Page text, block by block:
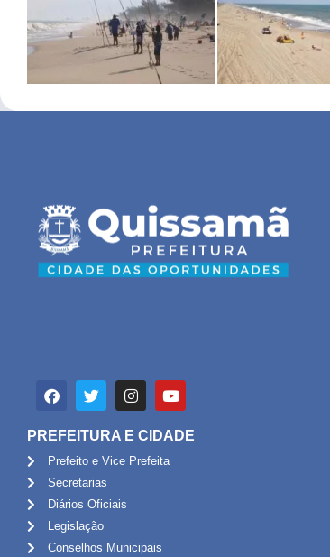
PREFEITURA E CIDADE
Prefeito e Vice Prefeita
Secretarias
Diários Oficiais
Legislação
Conselhos Municipais